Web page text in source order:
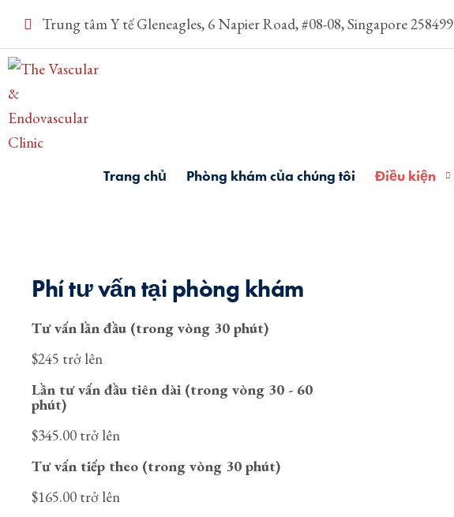
Trung tâm Y tế Gleneagles, 6 Napier Road, #08-08, Singapore 258499
Trang chủ Phòng khám của chúng tôi Điều kiện
Phí tư vấn tại phòng khám
Tư vấn lần đầu (trong vòng 30 phút)
$245 trở lên
Lần tư vấn đầu tiên dài (trong vòng 30 - 60
phút)
$345.00 trở lên
Tư vấn tiếp theo (trong vòng 30 phút)
$165.00 trở lên